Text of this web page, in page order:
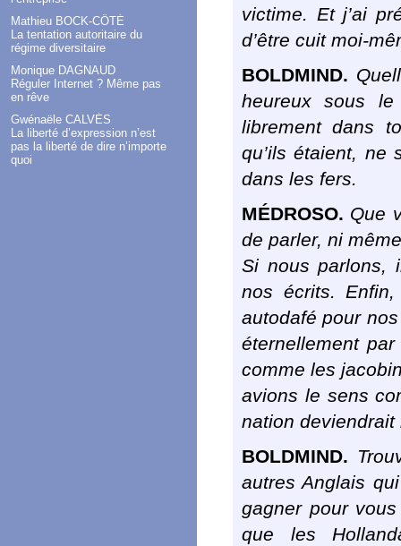
Mathieu BOCK-CÔTÉ
La tentation autoritaire du
régime diversitaire
Monique DAGNAUD
Réguler Internet ? Même pas
en rêve
Gwénaële CALVÈS
La liberté d’expression n’est
pas la liberté de dire n’importe
quoi
victime. Et j’ai
d’être cuit moi-
BOLDMIND.
heureux sous
librement dans
qu’ils étaient, ne
dans les fers.
MÉDROSO. Que
de parler, ni
Si nous parlons,
nos écrits.
autodafé pour
éternellement
comme les
avions le sens
nation
BOLDMIND.
autres Anglais
gagner pour
que les